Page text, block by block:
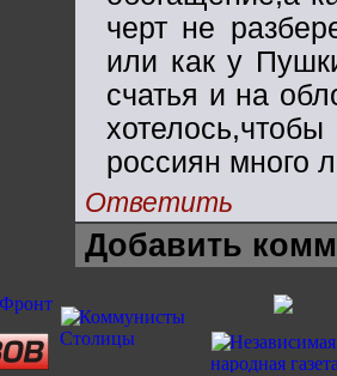
черт не
или как у
счатья и на
россиян много
Ответить
Добавить